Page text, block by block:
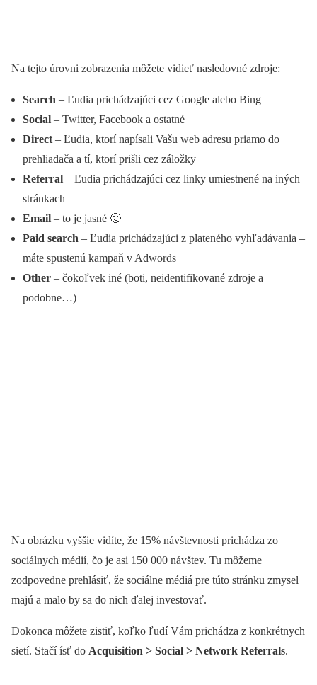
Na tejto úrovni zobrazenia môžete vidieť nasledovné zdroje:
Search – Ľudia prichádzajúci cez Google alebo Bing
Social – Twitter, Facebook a ostatné
Direct – Ľudia, ktorí napísali Vašu web adresu priamo do
prehliadača a tí, ktorí prišli cez záložky
Referral – Ľudia prichádzajúci cez linky umiestnené na iných
stránkach
Email – to je jasné 🙂
Paid search – Ľudia prichádzajúci z plateného vyhľadávania –
máte spustenú kampaň v Adwords
Other – čokoľvek iné (boti, neidentifikované zdroje a
podobne…)
Na obrázku vyššie vidíte, že 15% návštevnosti prichádza zo
sociálnych médií, čo je asi 150 000 návštev. Tu môžeme
zodpovedne prehlásiť, že sociálne médiá pre túto stránku zmysel
majú a malo by sa do nich ďalej investovať.
Dokonca môžete zistiť, koľko ľudí Vám prichádza z konkrétnych
sietí. Stačí ísť do Acquisition > Social > Network Referrals.